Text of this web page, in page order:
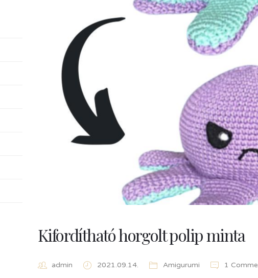
Kifordítható horgolt polip minta
admin 2021.09.14. Amigurumi 1